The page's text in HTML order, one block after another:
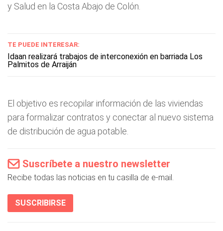
y Salud en la Costa Abajo de Colón.
TE PUEDE INTERESAR:
Idaan realizará trabajos de interconexión en barriada Los
Palmitos de Arraiján
El objetivo es recopilar información de las viviendas
para formalizar contratos y conectar al nuevo sistema
de distribución de agua potable.
Suscríbete a nuestro newsletter
Recibe todas las noticias en tu casilla de e-mail.
SUSCRIBIRSE